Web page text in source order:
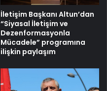
İletişim Başkanı Altun’dan
“Siyasal İletişim ve
Dezenformasyonla
Mücadele” programına
ilişkin paylaşım